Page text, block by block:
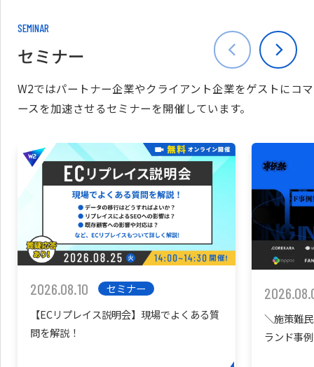
SEMINAR
セミナー
W2ではパートナー企業やクライアント企業をゲストにコマ
ースを加速させるセミナーを開催しています。
2026.08.10
セミナー
【ECリプレイス説明会】現場でよくある質
問を解説！
＼施策難
ランド事